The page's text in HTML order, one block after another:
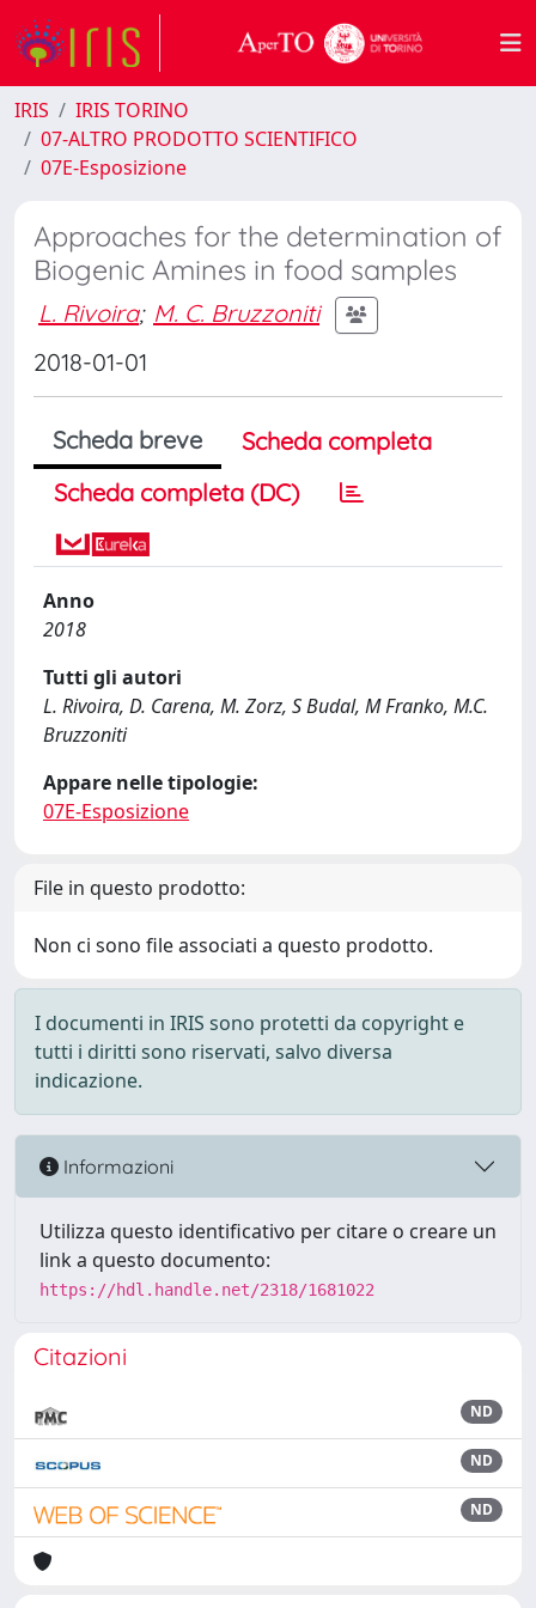
IRIS
IRIS TORINO
07-ALTRO PRODOTTO SCIENTIFICO
07E-Esposizione
Approaches for the determination of
Biogenic Amines in food samples
L. Rivoira; M. C. Bruzzoniti
2018-01-01
Scheda breve
Scheda completa
Scheda completa (DC)
Anno
2018
Tutti gli autori
L. Rivoira, D. Carena, M. Zorz, S Budal, M Franko, M.C.
Bruzzoniti
Appare nelle tipologie:
07E-Esposizione
File in questo prodotto:
Non ci sono file associati a questo prodotto.
I documenti in IRIS sono protetti da copyright e
tutti i diritti sono riservati, salvo diversa
indicazione.
Informazioni
Utilizza questo identificativo per citare o creare un
link a questo documento:
https://hdl.handle.net/2318/1681022
Citazioni
ND
ND
ND